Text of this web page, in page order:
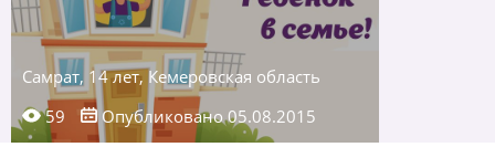
Самрат, 14 лет, Кемеровская область
59
Опубликовано 05.08.2015